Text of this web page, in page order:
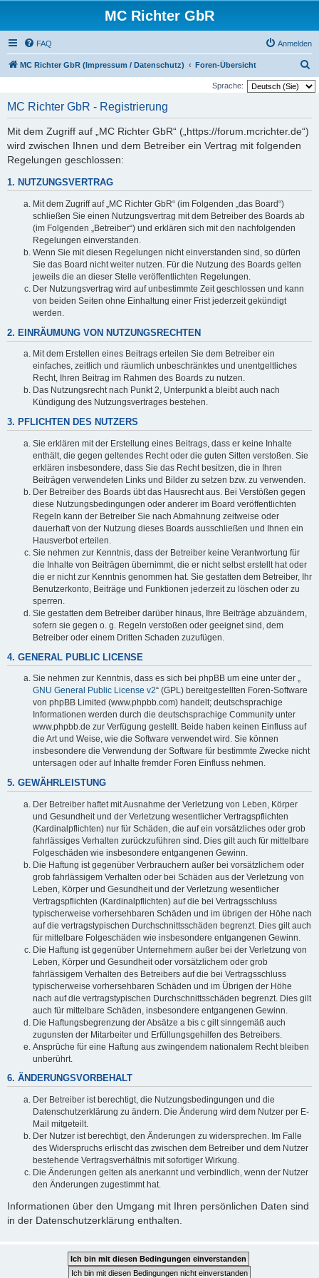
MC Richter GbR
FAQ Anmelden
MC Richter GbR (Impressum / Datenschutz) Foren-Übersicht
u
Sprache:
MC Richter GbR - Registrierung
Mit dem Zugriff auf „MC Richter GbR“ („https://forum.mcrichter.de“)
wird zwischen Ihnen und dem Betreiber ein Vertrag mit folgenden
Regelungen geschlossen:
1. NUTZUNGSVERTRAG
Mit dem Zugriff auf „MC Richter GbR“ (im Folgenden „das Board“)
schließen Sie einen Nutzungsvertrag mit dem Betreiber des Boards ab
(im Folgenden „Betreiber“) und erklären sich mit den nachfolgenden
Regelungen einverstanden.
Wenn Sie mit diesen Regelungen nicht einverstanden sind, so dürfen
Sie das Board nicht weiter nutzen. Für die Nutzung des Boards gelten
jeweils die an dieser Stelle veröffentlichten Regelungen.
Der Nutzungsvertrag wird auf unbestimmte Zeit geschlossen und kann
von beiden Seiten ohne Einhaltung einer Frist jederzeit gekündigt
werden.
2. EINRÄUMUNG VON NUTZUNGSRECHTEN
Mit dem Erstellen eines Beitrags erteilen Sie dem Betreiber ein
einfaches, zeitlich und räumlich unbeschränktes und unentgeltliches
Recht, Ihren Beitrag im Rahmen des Boards zu nutzen.
Das Nutzungsrecht nach Punkt 2, Unterpunkt a bleibt auch nach
Kündigung des Nutzungsvertrages bestehen.
3. PFLICHTEN DES NUTZERS
Sie erklären mit der Erstellung eines Beitrags, dass er keine Inhalte
enthält, die gegen geltendes Recht oder die guten Sitten verstoßen. Sie
erklären insbesondere, dass Sie das Recht besitzen, die in Ihren
Beiträgen verwendeten Links und Bilder zu setzen bzw. zu verwenden.
Der Betreiber des Boards übt das Hausrecht aus. Bei Verstößen gegen
diese Nutzungsbedingungen oder anderer im Board veröffentlichten
Regeln kann der Betreiber Sie nach Abmahnung zeitweise oder
dauerhaft von der Nutzung dieses Boards ausschließen und Ihnen ein
Hausverbot erteilen.
Sie nehmen zur Kenntnis, dass der Betreiber keine Verantwortung für
die Inhalte von Beiträgen übernimmt, die er nicht selbst erstellt hat oder
die er nicht zur Kenntnis genommen hat. Sie gestatten dem Betreiber, Ihr
Benutzerkonto, Beiträge und Funktionen jederzeit zu löschen oder zu
sperren.
Sie gestatten dem Betreiber darüber hinaus, Ihre Beiträge abzuändern,
sofern sie gegen o. g. Regeln verstoßen oder geeignet sind, dem
Betreiber oder einem Dritten Schaden zuzufügen.
4. GENERAL PUBLIC LICENSE
Sie nehmen zur Kenntnis, dass es sich bei phpBB um eine unter der „
GNU General Public License v2“ (GPL) bereitgestellten Foren-Software
von phpBB Limited (www.phpbb.com) handelt; deutschsprachige
Informationen werden durch die deutschsprachige Community unter
www.phpbb.de zur Verfügung gestellt. Beide haben keinen Einfluss auf
die Art und Weise, wie die Software verwendet wird. Sie können
insbesondere die Verwendung der Software für bestimmte Zwecke nicht
untersagen oder auf Inhalte fremder Foren Einfluss nehmen.
5. GEWÄHRLEISTUNG
Der Betreiber haftet mit Ausnahme der Verletzung von Leben, Körper
und Gesundheit und der Verletzung wesentlicher Vertragspflichten
(Kardinalpflichten) nur für Schäden, die auf ein vorsätzliches oder grob
fahrlässiges Verhalten zurückzuführen sind. Dies gilt auch für mittelbare
Folgeschäden wie insbesondere entgangenen Gewinn.
Die Haftung ist gegenüber Verbrauchern außer bei vorsätzlichem oder
grob fahrlässigem Verhalten oder bei Schäden aus der Verletzung von
Leben, Körper und Gesundheit und der Verletzung wesentlicher
Vertragspflichten (Kardinalpflichten) auf die bei Vertragsschluss
typischerweise vorhersehbaren Schäden und im übrigen der Höhe nach
auf die vertragstypischen Durchschnittsschäden begrenzt. Dies gilt auch
für mittelbare Folgeschäden wie insbesondere entgangenen Gewinn.
Die Haftung ist gegenüber Unternehmern außer bei der Verletzung von
Leben, Körper und Gesundheit oder vorsätzlichem oder grob
fahrlässigem Verhalten des Betreibers auf die bei Vertragsschluss
typischerweise vorhersehbaren Schäden und im Übrigen der Höhe
nach auf die vertragstypischen Durchschnittsschäden begrenzt. Dies gilt
auch für mittelbare Schäden, insbesondere entgangenen Gewinn.
Die Haftungsbegrenzung der Absätze a bis c gilt sinngemäß auch
zugunsten der Mitarbeiter und Erfüllungsgehilfen des Betreibers.
Ansprüche für eine Haftung aus zwingendem nationalem Recht bleiben
unberührt.
6. ÄNDERUNGSVORBEHALT
Der Betreiber ist berechtigt, die Nutzungsbedingungen und die
Datenschutzerklärung zu ändern. Die Änderung wird dem Nutzer per E-
Mail mitgeteilt.
Der Nutzer ist berechtigt, den Änderungen zu widersprechen. Im Falle
des Widerspruchs erlischt das zwischen dem Betreiber und dem Nutzer
bestehende Vertragsverhältnis mit sofortiger Wirkung.
Die Änderungen gelten als anerkannt und verbindlich, wenn der Nutzer
den Änderungen zugestimmt hat.
Informationen über den Umgang mit Ihren persönlichen Daten sind
in der Datenschutzerklärung enthalten.